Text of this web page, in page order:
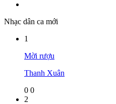
Nhạc dân ca mới
1
Mời rượu
Thanh Xuân
0 0
2